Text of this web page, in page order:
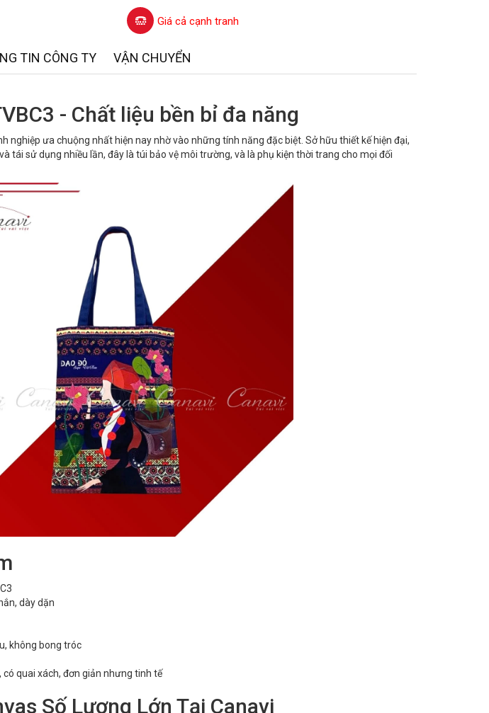
Giá cả cạnh tranh
TIN CÔNG TY VẬN CHUYỂN
- Chất liệu bền bỉ đa năng
nghiệp ưa chuộng nhất hiện nay nhờ vào những tính năng đặc biệt. Sở hữu thiết kế hiện đại,
tái sử dụng nhiều lần, đây là túi bảo vệ môi trường, và là phụ kiện thời trang cho mọi đối
dày dặn
không bong tróc
có quai xách, đơn giản nhưng tinh tế
Số Lượng Lớn Tại Canavi